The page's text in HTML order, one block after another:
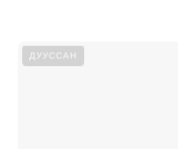
ДУУССАН